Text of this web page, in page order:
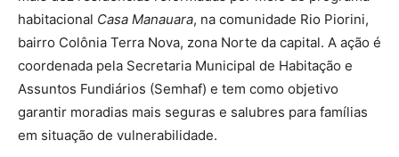
habitacional Casa Manauara, na comunidade Rio Piorini,
bairro Colônia Terra Nova, zona Norte da capital. A ação é
coordenada pela Secretaria Municipal de Habitação e
Assuntos Fundiários (Semhaf) e tem como objetivo
garantir moradias mais seguras e salubres para famílias
em situação de vulnerabilidade.